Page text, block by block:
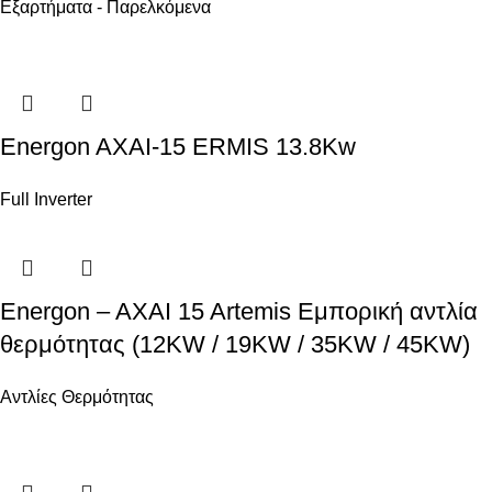
Εξαρτήματα - Παρελκόμενα
Energon AXAI-15 ERMIS 13.8Kw
Full Inverter
Energon – AXAI 15 Artemis Εμπορική αντλία
θερμότητας (12KW / 19KW / 35KW / 45KW)
Αντλίες Θερμότητας